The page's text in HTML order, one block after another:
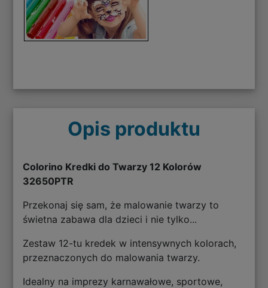
Opis produktu
Colorino Kredki do Twarzy 12 Kolorów
32650PTR
Przekonaj się sam, że malowanie twarzy to
świetna zabawa dla dzieci i nie tylko...
Zestaw 12-tu kredek w intensywnych kolorach,
przeznaczonych do malowania twarzy.
Idealny na imprezy karnawałowe, sportowe,